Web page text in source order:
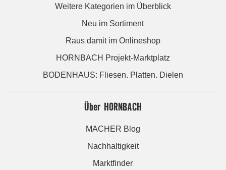
Weitere Kategorien im Überblick
Neu im Sortiment
Raus damit im Onlineshop
HORNBACH Projekt-Marktplatz
BODENHAUS: Fliesen. Platten. Dielen
Über HORNBACH
MACHER Blog
Nachhaltigkeit
Marktfinder